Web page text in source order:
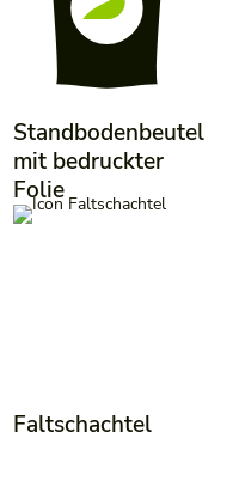
Standbodenbeutel
mit bedruckter
Folie
Faltschachtel